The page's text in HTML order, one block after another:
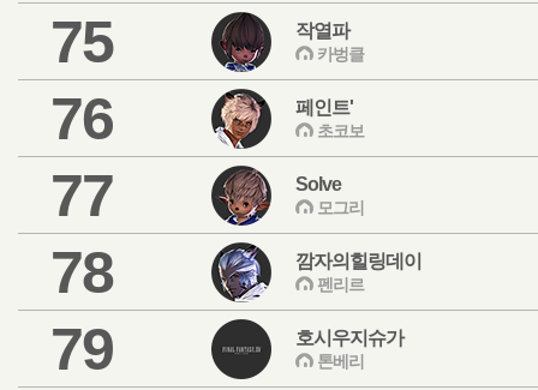
75 작열파
카벙클
76 페인트'
초코보
77 Solve
모그리
78 깜자의힐링데이
펜리르
79 호시우지슈가
톤베리